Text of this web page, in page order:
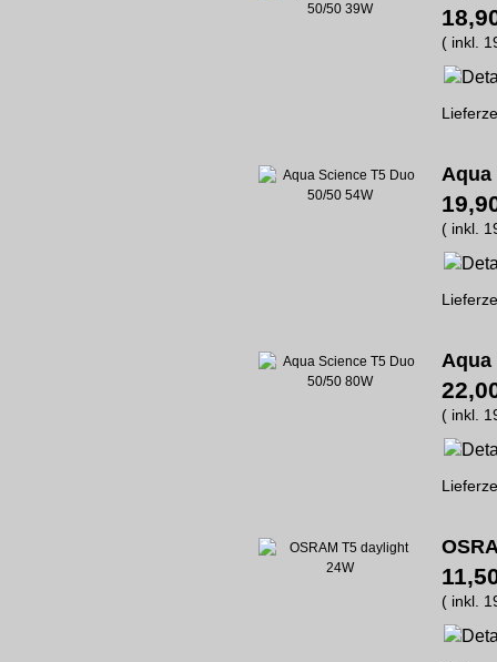
( inkl.
Aqua
( inkl.
Aqua
( inkl.
( inkl.